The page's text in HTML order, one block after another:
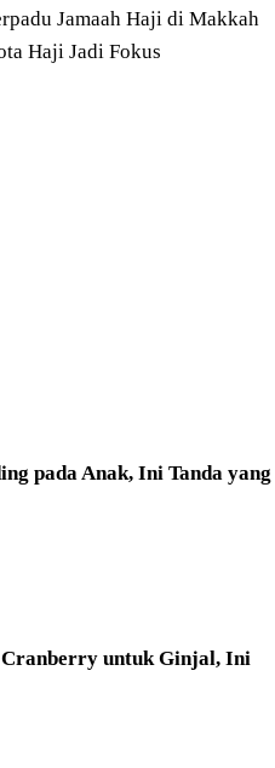
Jamaah Haji di Makkah
Haji Jadi Fokus
pada Anak, Ini Tanda yang
untuk Ginjal, Ini